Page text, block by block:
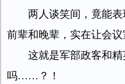
两人谈笑间，竟能
前辈和晚辈，实在让会议
这就是军部政客和
吗……？！